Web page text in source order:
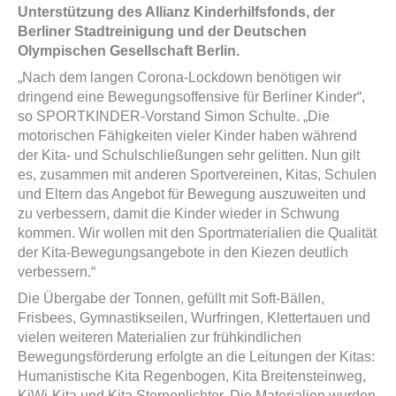
Unterstützung des Allianz Kinderhilfsfonds, der
Berliner Stadtreinigung und der Deutschen
Olympischen Gesellschaft Berlin.
„Nach dem langen Corona-Lockdown benötigen wir
dringend eine Bewegungsoffensive für Berliner Kinder“,
so SPORTKINDER-Vorstand Simon Schulte. „Die
motorischen Fähigkeiten vieler Kinder haben während
der Kita- und Schulschließungen sehr gelitten. Nun gilt
es, zusammen mit anderen Sportvereinen, Kitas, Schulen
und Eltern das Angebot für Bewegung auszuweiten und
zu verbessern, damit die Kinder wieder in Schwung
kommen. Wir wollen mit den Sportmaterialien die Qualität
der Kita-Bewegungsangebote in den Kiezen deutlich
verbessern.“
Die Übergabe der Tonnen, gefüllt mit Soft-Bällen,
Frisbees, Gymnastikseilen, Wurfringen, Klettertauen und
vielen weiteren Materialien zur frühkindlichen
Bewegungsförderung erfolgte an die Leitungen der Kitas:
Humanistische Kita Regenbogen, Kita Breitensteinweg,